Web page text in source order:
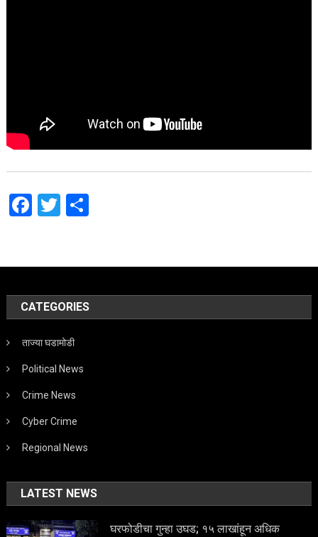
Facebook
Twitter
Share
CATEGORIES
ताज्या घडामोडी
Political News
Crime News
Cyber Crime
Regional News
LATEST NEWS
घरफोडीचा गुन्हा उघड; १५ लाखांहून अधिक